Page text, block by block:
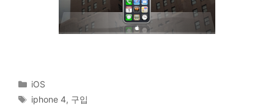
Categories
iOS
Tags
iphone 4, 구입